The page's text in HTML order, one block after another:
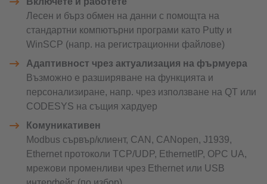
Лесен и бърз обмен на данни с помощта на
стандартни компютърни програми като Putty и
WinSCP (напр. на регистрационни файлове)
Адаптивност чрез актуализация на фърмуера
Възможно е разширяване на функцията и
персонализиране, напр. чрез използване на QT или
CODESYS на същия хардуер
Комуникативен
Modbus сървър/клиент, CAN, CANopen, J1939,
Ethernet протоколи TCP/UDP, EthernetIP, OPC UA,
мрежови променливи чрез Ethernet или USB